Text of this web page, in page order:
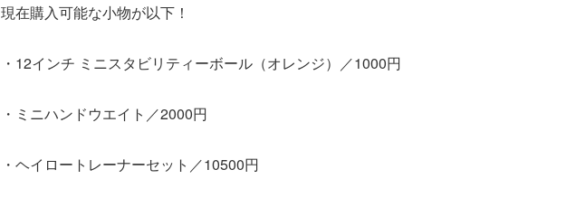
現在購入可能な小物が以下！
・12インチ ミニスタビリティーボール（オレンジ）／1000円
・ミニハンドウエイト／2000円
・ヘイロートレーナーセット／10500円